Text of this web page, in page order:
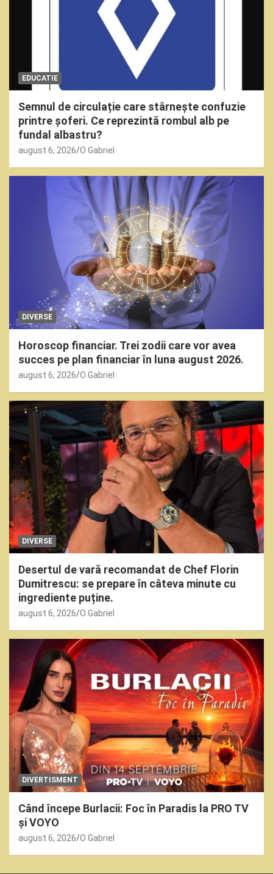
EDUCATIE
Semnul de circulație care stârnește confuzie
printre șoferi. Ce reprezintă rombul alb pe
fundal albastru?
august 6, 2026 O Gabriel
DIVERSE
Horoscop financiar. Trei zodii care vor avea
succes pe plan financiar în luna august 2026.
august 6, 2026 O Gabriel
DIVERSE
Desertul de vară recomandat de Chef Florin
Dumitrescu: se prepare în câteva minute cu
ingrediente puține.
august 6, 2026 O Gabriel
DIVERTISMENT
Când începe Burlacii: Foc în Paradis la PRO TV
și VOYO
august 6, 2026 O Gabriel